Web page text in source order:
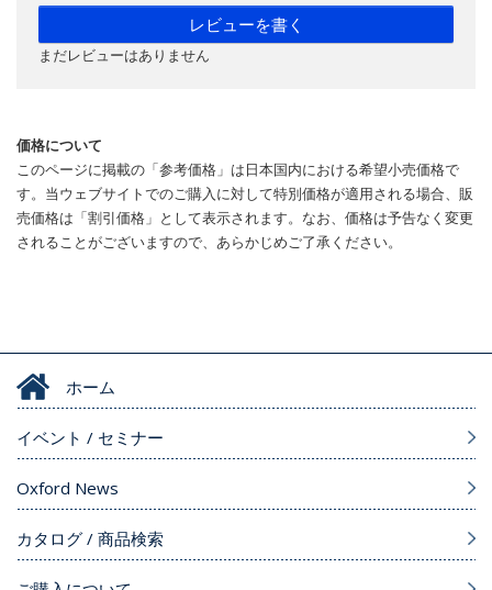
レビューを書く
まだレビューはありません
価格について
このページに掲載の「参考価格」は日本国内における希望小売価格で
す。当ウェブサイトでのご購入に対して特別価格が適用される場合、販
売価格は「割引価格」として表示されます。なお、価格は予告なく変更
されることがございますので、あらかじめご了承ください。
ホーム
イベント / セミナー
Oxford News
カタログ / 商品検索